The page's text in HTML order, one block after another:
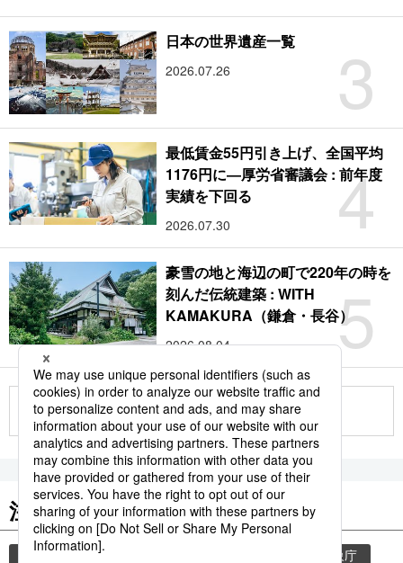
3
日本の世界遺産一覧
2026.07.26
4
最低賃金55円引き上げ、全国平均
1176円に―厚労省審議会 : 前年度
実績を下回る
2026.07.30
5
豪雪の地と海辺の町で220年の時を
刻んだ伝統建築 : WITH
KAMAKURA（鎌倉・長谷）
2026.08.04
もっと見る
注目のキーワード
共同通信ニュース 気象庁